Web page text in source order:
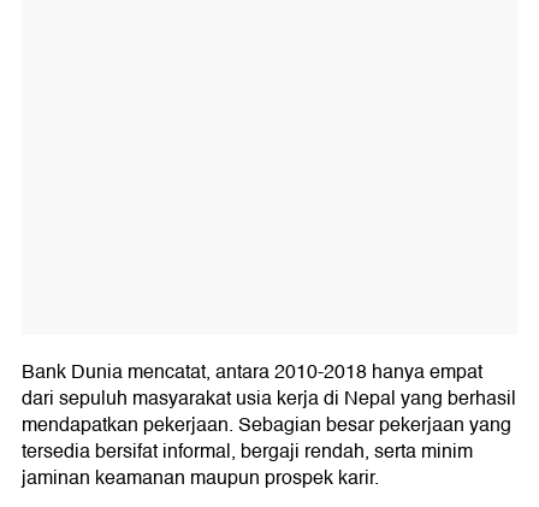
Bank Dunia mencatat, antara 2010-2018 hanya empat
dari sepuluh masyarakat usia kerja di Nepal yang berhasil
mendapatkan pekerjaan. Sebagian besar pekerjaan yang
tersedia bersifat informal, bergaji rendah, serta minim
jaminan keamanan maupun prospek karir.